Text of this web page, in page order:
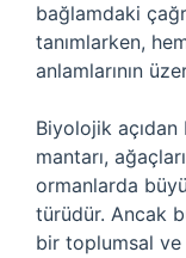
bağlamdaki
tanımlarken,
anlamlarının
Biyolojik açıdan
mantarı,
ormanlarda
türüdür. Ancak
bir toplumsal ve